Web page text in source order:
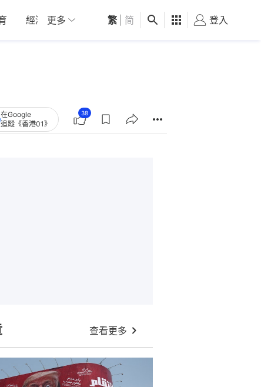
經濟 01深圳 觀點 健康 好食玩飛
更多 繁 简 登入
在Google
追蹤《香港01》
38
查看更多